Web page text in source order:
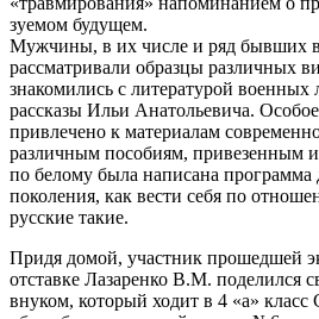
зуемом будущем.
Мужчины, в их числе и ряд бывших
рассматривали образцы различных
знакомились с литературой военных
рассказы Ильи Анатольевича.
привлечено к материалам
различным пособиям, привезенным
по белому была написана программа
поколения, как вести себя по
русские такие.
Придя домой, участник прошедшей
отставке Лазаренко В.М. поделился
внуком, который ходит в 4 «а» класс